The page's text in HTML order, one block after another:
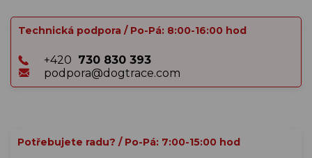
Technická podpora / Po-Pá: 8:00-16:00 hod
+420 730 830 393
podpora@dogtrace.com
Potřebujete radu? / Po-Pá: 7:00-15:00 hod